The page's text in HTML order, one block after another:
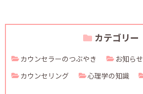
カテゴリー
カウンセラーのつぶやき
お知らせ
カウンセリング
心理学の知識